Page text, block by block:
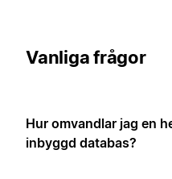
Vanliga frågor
Hur omvandlar jag en
inbyggd databas?